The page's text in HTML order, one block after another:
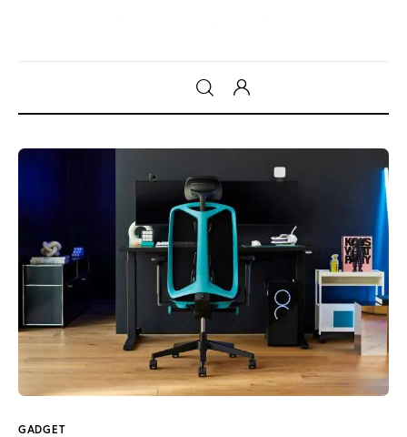
Tecnologia
Sicurezza
Intrattenimento
Web Log
GADGET